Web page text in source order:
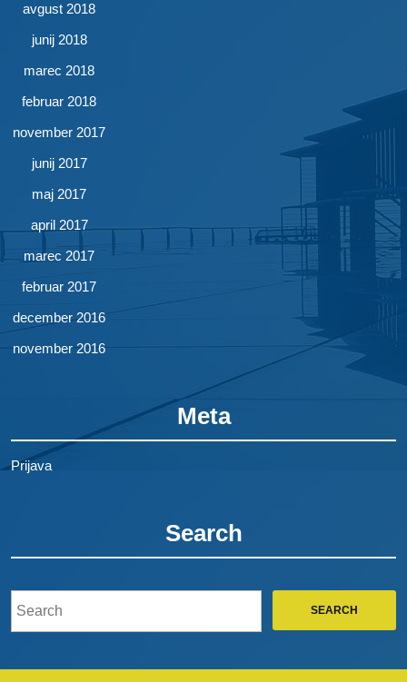
avgust 2018
junij 2018
marec 2018
februar 2018
november 2017
junij 2017
maj 2017
april 2017
marec 2017
februar 2017
december 2016
november 2016
Meta
Prijava
Search